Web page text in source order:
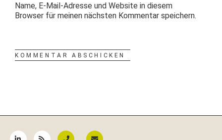
Name, E-Mail-Adresse und Website in diesem
Browser für meinen nächsten Kommentar speichern.